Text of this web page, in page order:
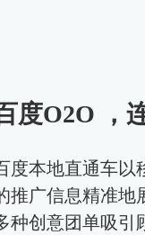
度O2O ，
度本地直通车以
推广信息精准地
种创意团单吸引